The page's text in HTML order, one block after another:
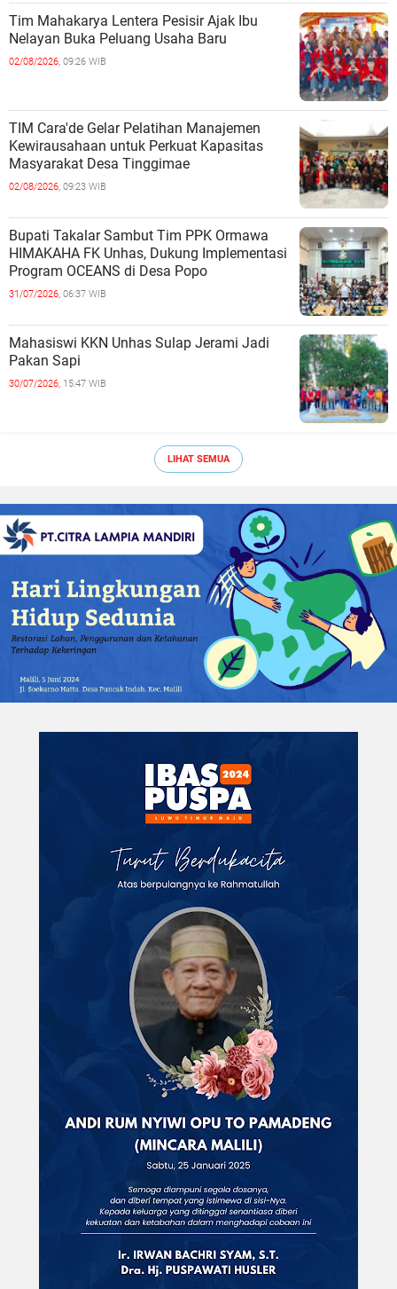
Tim Mahakarya Lentera Pesisir Ajak Ibu
Nelayan Buka Peluang Usaha Baru
02/08/2026, 09:26 WIB
TIM Cara'de Gelar Pelatihan Manajemen
Kewirausahaan untuk Perkuat Kapasitas
Masyarakat Desa Tinggimae
02/08/2026, 09:23 WIB
Bupati Takalar Sambut Tim PPK Ormawa
HIMAKAHA FK Unhas, Dukung Implementasi
Program OCEANS di Desa Popo
31/07/2026, 06:37 WIB
Mahasiswi KKN Unhas Sulap Jerami Jadi
Pakan Sapi
30/07/2026, 15:47 WIB
LIHAT SEMUA